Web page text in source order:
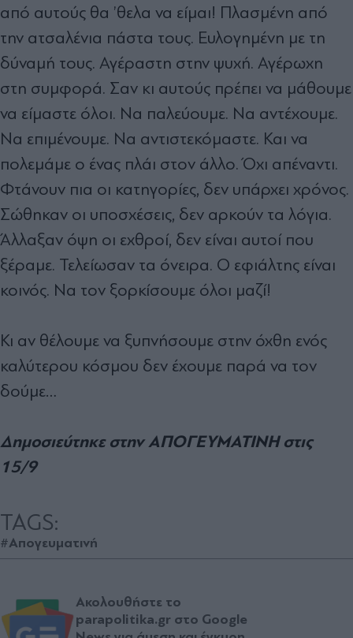
από αυτούς θα ’θελα να είμαι! Πλασμένη από
την ατσαλένια πάστα τους. Ευλογημένη με τη
δύναμή τους. Αγέραστη στην ψυχή. Αγέρωχη
στη συμφορά. Σαν κι αυτούς πρέπει να μάθουμε
να είμαστε όλοι. Να παλεύουμε. Να αντέχουμε.
Να επιμένουμε. Να αντιστεκόμαστε. Και να
πολεμάμε ο ένας πλάι στον άλλο. Όχι απέναντι.
Φτάνουν πια οι κατηγορίες, δεν υπάρχει χρόνος.
Σώθηκαν οι υποσχέσεις, δεν αρκούν τα λόγια.
Άλλαξαν όψη οι εχθροί, δεν είναι αυτοί που
ξέραμε. Τελείωσαν τα όνειρα. Ο εφιάλτης είναι
κοινός. Nα τον ξορκίσουμε όλοι μαζί!
Κι αν θέλουμε να ξυπνήσουμε στην όχθη ενός
καλύτερου κόσμου δεν έχουμε παρά να τον
δούμε…
Δημοσιεύτηκε στην ΑΠΟΓΕΥΜΑΤΙΝΗ στις
15/9
TAGS:
#Απογευματινή
Ακολουθήστε το
parapolitika.gr στο Google